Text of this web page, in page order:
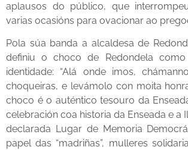
aplausos do público, que
varias ocasións para ovacionar ao
Pola súa banda a alcaldesa de
definiu o choco de Redondela
identidade: “Alá onde imos,
choqueiras, e levámolo con moita
choco é o auténtico tesouro da
celebración coa historia da Enseada e a
declarada Lugar de Memoria
papel das “madriñas”, mulleres